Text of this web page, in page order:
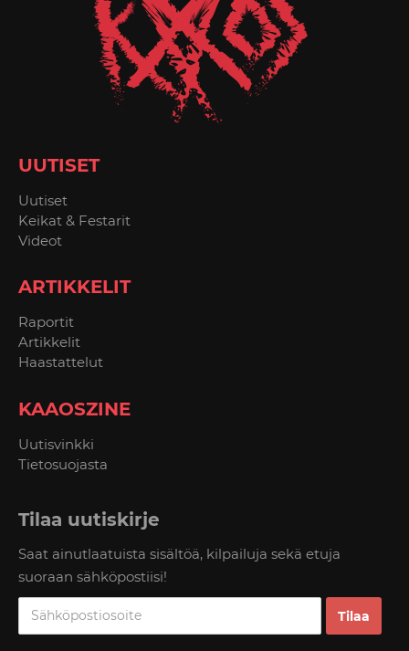
UUTISET
Uutiset
Keikat & Festarit
Videot
ARTIKKELIT
Raportit
Artikkelit
Haastattelut
KAAOSZINE
Uutisvinkki
Tietosuojasta
Tilaa uutiskirje
Saat ainutlaatuista sisältöä, kilpailuja sekä etuja
suoraan sähköpostiisi!